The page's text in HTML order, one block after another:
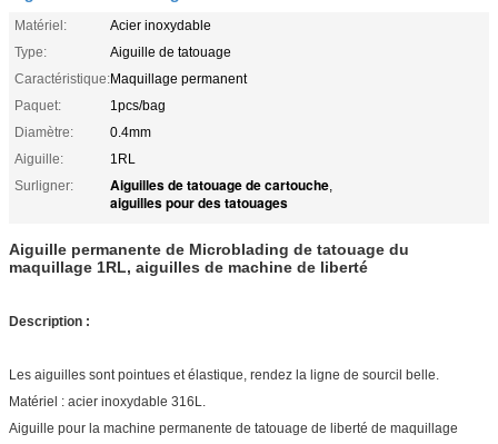
Matériel:
Acier inoxydable
Type:
Aiguille de tatouage
Caractéristique:Maquillage permanent
Paquet:
1pcs/bag
Diamètre:
0.4mm
Aiguille:
1RL
Surligner:
Aiguilles de tatouage de cartouche,
aiguilles pour des tatouages
Aiguille permanente de Microblading de tatouage du
maquillage 1RL, aiguilles de machine de liberté
Description :
Les aiguilles sont pointues et élastique, rendez la ligne de sourcil belle.
Matériel : acier inoxydable 316L.
Aiguille pour la machine permanente de tatouage de liberté de maquillage